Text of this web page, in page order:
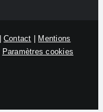
|Contact
Mentions
Paramètres cookies